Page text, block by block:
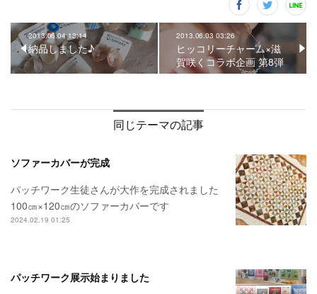
2013.06.04 13:14
納品しました♪
2013.06.03 03:26
ヒッコリーチャーム×滋
賀咲くコラボ企画 第8弾
同じテーマの記事
ソファーカバーが完成
パッチワーク生徒さんが大作を完成されました
100㎝×120㎝のソファーカバーです
2024.02.19 01:25
パッチワーク展示始まりました